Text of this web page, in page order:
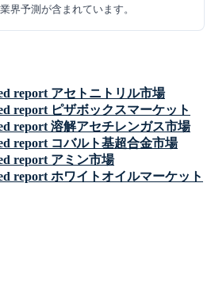
界予測が含まれています。
アセトニトリル市場
ピザボックスマーケット
溶解アセチレンガス市場
コバルト基超合金市場
アミン市場
ホワイトオイルマーケット